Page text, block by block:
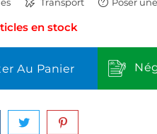
en stock
Au Panier